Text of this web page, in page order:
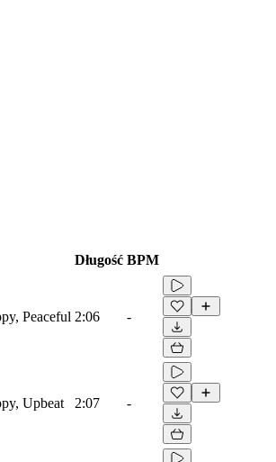
Długość BPM
Peaceful 2:06 -
Upbeat 2:07 -